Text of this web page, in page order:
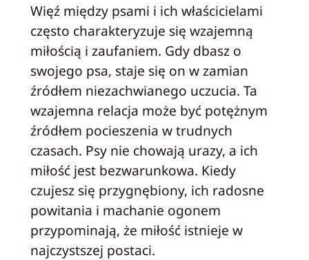
Więź między psami i ich właścicielami
często charakteryzuje się wzajemną
miłością i zaufaniem. Gdy dbasz o
swojego psa, staje się on w zamian
źródłem niezachwianego uczucia. Ta
wzajemna relacja może być potężnym
źródłem pocieszenia w trudnych
czasach. Psy nie chowają urazy, a ich
miłość jest bezwarunkowa. Kiedy
czujesz się przygnębiony, ich radosne
powitania i machanie ogonem
przypominają, że miłość istnieje w
najczystszej postaci.